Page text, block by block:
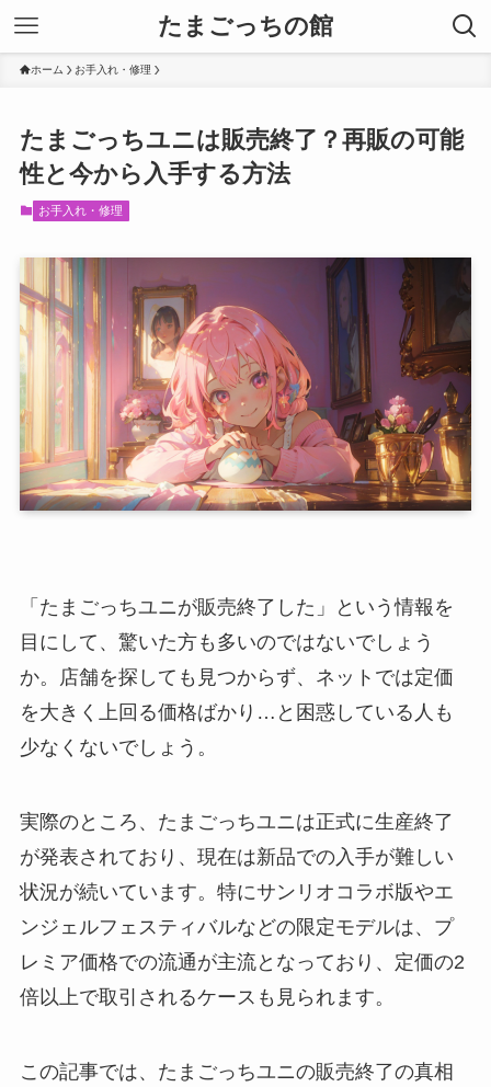
たまごっちの館
ホーム お手入れ・修理
たまごっちユニは販売終了？再販の可能
性と今から入手する方法
お手入れ・修理
「たまごっちユニが販売終了した」という情報を
目にして、驚いた方も多いのではないでしょう
か。店舗を探しても見つからず、ネットでは定価
を大きく上回る価格ばかり…と困惑している人も
少なくないでしょう。
実際のところ、たまごっちユニは正式に生産終了
が発表されており、現在は新品での入手が難しい
状況が続いています。特にサンリオコラボ版やエ
ンジェルフェスティバルなどの限定モデルは、プ
レミア価格での流通が主流となっており、定価の2
倍以上で取引されるケースも見られます。
この記事では、たまごっちユニの販売終了の真相